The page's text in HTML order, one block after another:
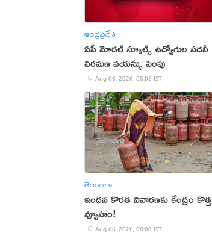
ఆంధ్రప్రదేశ్
ఏపీ మోడల్ స్కూల్స్ ఉద్యోగుల పదవీ
విరమణ వయస్సు పెంపు
Aug 06, 2026, 08:08 IST
తెలంగాణ
ఇంధన కొరత నివారణకు కేంద్రం కొత్త
వ్యూహం!
Aug 06, 2026, 08:08 IST